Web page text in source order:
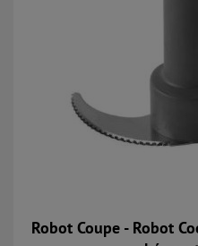
Robot Coupe - Robot